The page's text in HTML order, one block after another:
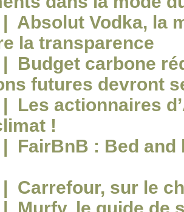
| Absolut Vodka, la
la transparence
| Budget carbone
futures devront
| Les actionnaires
!
| FairBnB : Bed
| Carrefour, sur le